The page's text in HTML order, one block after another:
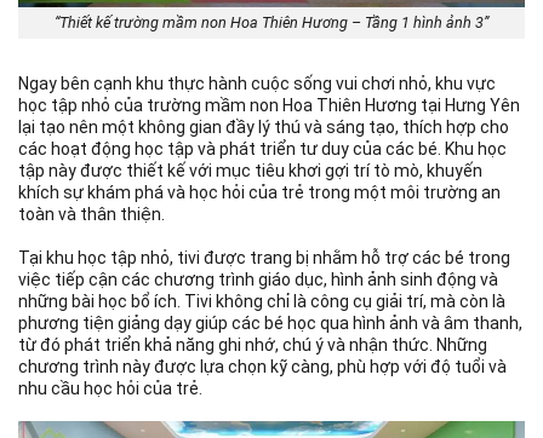
“Thiết kế trường mầm non Hoa Thiên Hương – Tầng 1 hình ảnh 3”
Ngay bên cạnh khu thực hành cuộc sống vui chơi nhỏ, khu vực
học tập nhỏ của trường mầm non Hoa Thiên Hương tại Hưng Yên
lại tạo nên một không gian đầy lý thú và sáng tạo, thích hợp cho
các hoạt động học tập và phát triển tư duy của các bé. Khu học
tập này được thiết kế với mục tiêu khơi gợi trí tò mò, khuyến
khích sự khám phá và học hỏi của trẻ trong một môi trường an
toàn và thân thiện.
Tại khu học tập nhỏ, tivi được trang bị nhằm hỗ trợ các bé trong
việc tiếp cận các chương trình giáo dục, hình ảnh sinh động và
những bài học bổ ích. Tivi không chỉ là công cụ giải trí, mà còn là
phương tiện giảng dạy giúp các bé học qua hình ảnh và âm thanh,
từ đó phát triển khả năng ghi nhớ, chú ý và nhận thức. Những
chương trình này được lựa chọn kỹ càng, phù hợp với độ tuổi và
nhu cầu học hỏi của trẻ.